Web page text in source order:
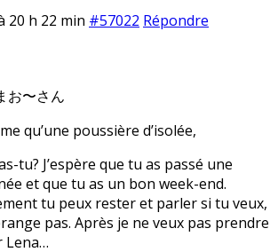
20 h 22 min #57022 Répondre
お〜さん
qu’une poussière d’isolée,
tu? J’espère que tu as passé une
et que tu as un bon week-end.
tu peux rester et parler si tu veux,
pas. Après je ne veux pas prendre
Lena…